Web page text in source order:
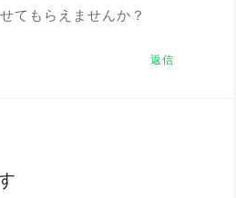
てもらえませんか？
返信